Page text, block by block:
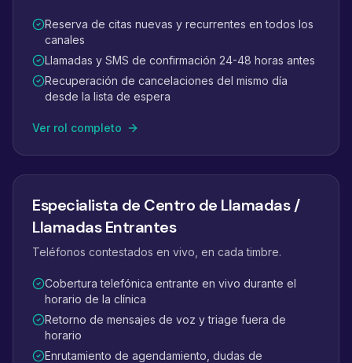
Reserva de citas nuevas y recurrentes en todos los
canales
Llamadas y SMS de confirmación 24-48 horas antes
Recuperación de cancelaciones del mismo día
desde la lista de espera
Ver rol completo
Especialista de Centro de Llamadas /
Llamadas Entrantes
Teléfonos contestados en vivo, en cada timbre.
Cobertura telefónica entrante en vivo durante el
horario de la clínica
Retorno de mensajes de voz y triage fuera de
horario
Enrutamiento de agendamiento, dudas de